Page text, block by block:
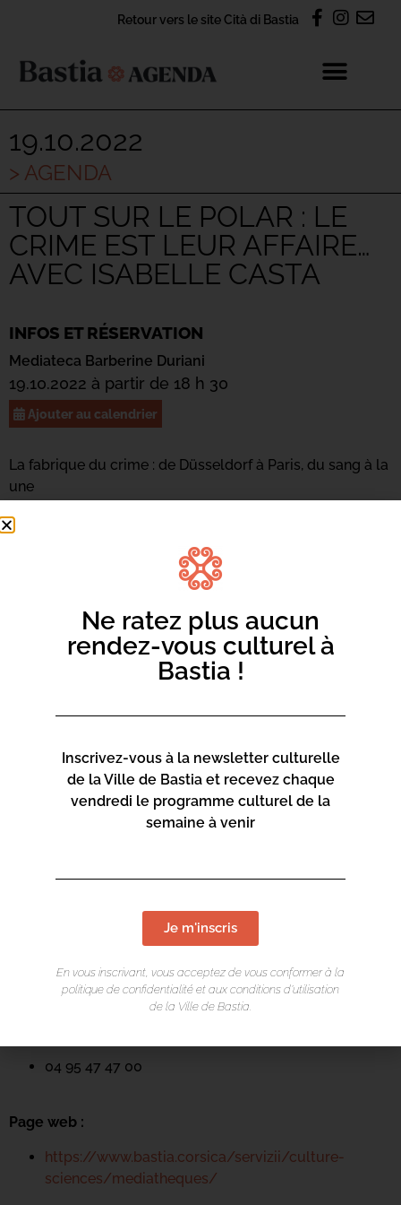
Retour vers le site Cità di Bastia
19.10.2022
> AGENDA
TOUT SUR LE POLAR : LE
CRIME EST LEUR AFFAIRE…
AVEC ISABELLE CASTA
INFOS ET RÉSERVATION
Mediateca Barberine Duriani
19.10.2022 à partir de 18 h 30
Ajouter au calendrier
La fabrique du crime : de Düsseldorf à Paris, du sang à la
une
Plus d’informations au 04 95 47 47 18 ou
Mediateca Barberine Duriani
13 Rue Saint-Exupéry
20600 Bastia
04 95 47 47 00
Page web :
https://www.bastia.corsica/servizii/culture-
sciences/mediatheques/
Ne ratez plus aucun
rendez-vous culturel à
Bastia !
Inscrivez-vous à la newsletter culturelle
de la Ville de Bastia et recevez chaque
vendredi le programme culturel de la
semaine à venir
Je m'inscris
En vous inscrivant, vous acceptez de vous conformer à la
politique de confidentialité et aux conditions d’utilisation
de la Ville de Bastia.